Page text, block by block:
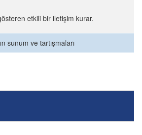
etkili bir iletişim kurar.
sunum ve tartışmaları